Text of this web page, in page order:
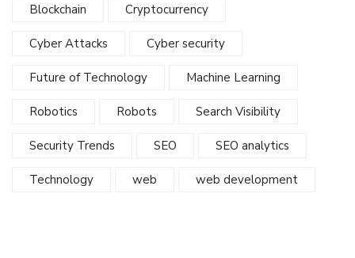
Blockchain Cryptocurrency
Cyber Attacks Cyber security
Future of Technology Machine Learning
Robotics Robots Search Visibility
Security Trends SEO SEO analytics
Technology web web development